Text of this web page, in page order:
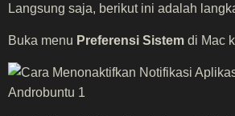
Langsung saja, berikut ini adalah
Buka menu Preferensi Sistem di Mac